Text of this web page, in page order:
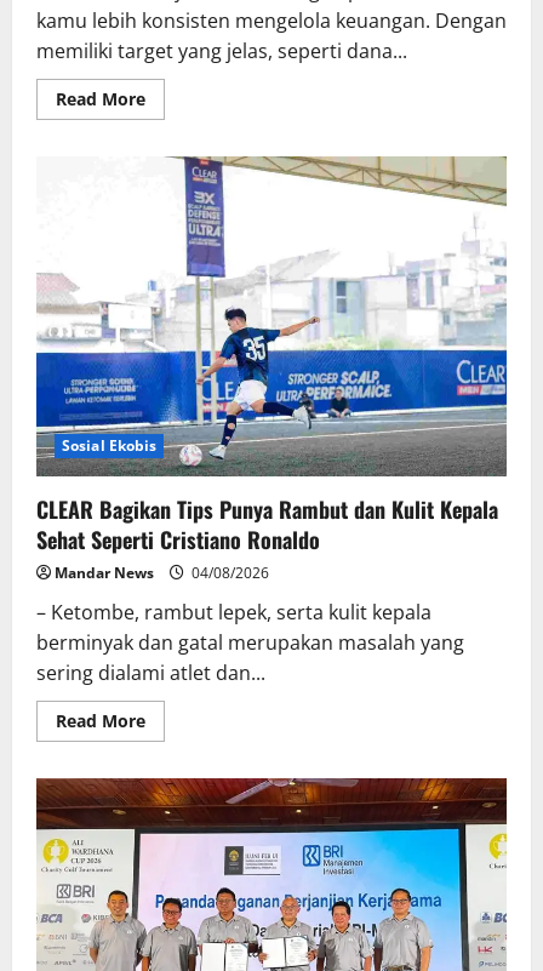
kamu lebih konsisten mengelola keuangan. Dengan
memiliki target yang jelas, seperti dana...
Read MoreRead
more
Menentukan
Tujuan
Menabung
Sesuai
Rencana
Hidup
Sosial Ekobis
CLEAR Bagikan Tips Punya Rambut dan Kulit Kepala
Sehat Seperti Cristiano Ronaldo
Mandar News 04/08/2026
– Ketombe, rambut lepek, serta kulit kepala
berminyak dan gatal merupakan masalah yang
sering dialami atlet dan...
Read MoreRead
more
Bagikan
Tips
Punya
Rambut
Kepala
Sehat
Seperti
Cristiano
Ronaldo